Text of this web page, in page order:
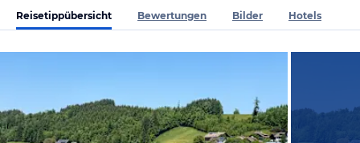
Reisetippübersicht Bewertungen Bilder Hotels